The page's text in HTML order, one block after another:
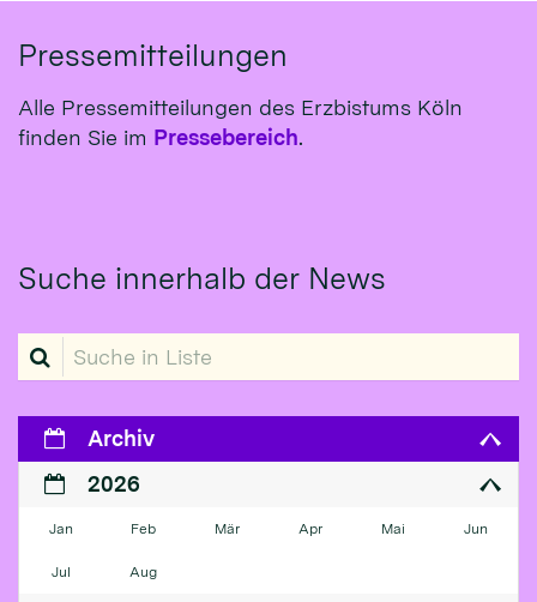
Pressemitteilungen
Alle Pressemitteilungen des Erzbistums Köln
finden Sie im Pressebereich.
Suche innerhalb der News
Suche in Liste
Archiv
2026
Jan Feb Mär Apr Mai Jun
Jul Aug